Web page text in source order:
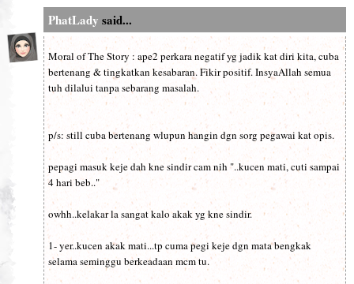
PhatLady said...
Moral of The Story : ape2 perkara negatif yg jadik kat diri kita, cuba
bertenang & tingkatkan kesabaran. Fikir positif. InsyaAllah semua
tuh dilalui tanpa sebarang masalah.
p/s: still cuba bertenang wlupun hangin dgn sorg pegawai kat opis.
pepagi masuk keje dah kne sindir cam nih "..kucen mati, cuti sampai
4 hari beb.."
owhh..kelakar la sangat kalo akak yg kne sindir.
1- yer..kucen akak mati...tp cuma pegi keje dgn mata bengkak
selama seminggu berkeadaan mcm tu.